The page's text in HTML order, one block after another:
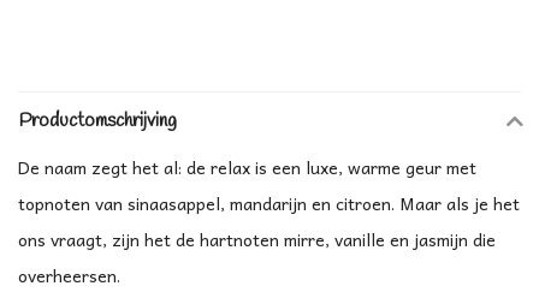
Productomschrijving
De naam zegt het al: de relax is een luxe, warme geur met
topnoten van sinaasappel, mandarijn en citroen. Maar als je het
ons vraagt, zijn het de hartnoten mirre, vanille en jasmijn die
overheersen.